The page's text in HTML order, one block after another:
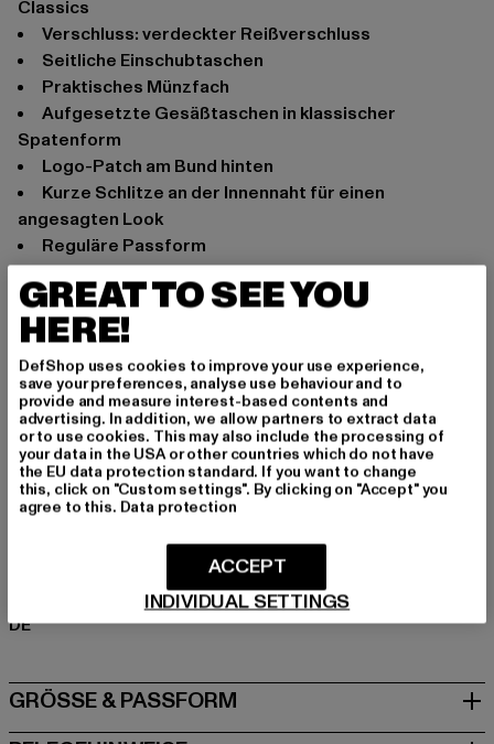
Classics
Verschluss: verdeckter Reißverschluss
Seitliche Einschubtaschen
Praktisches Münzfach
Aufgesetzte Gesäßtaschen in klassischer
Spatenform
Logo-Patch am Bund hinten
Kurze Schlitze an der Innennaht für einen
angesagten Look
Reguläre Passform
Anlass: Street, Alltag, Normal
Verschlussarten: verdeckter Reißverschluss
Schnitt: Straight Fit
Marke: Urban Classics
Kat.: Straight Fit Jeans
Farbe: schwarz
Hersteller Farbe: black washed
Materialzusammensetzung: 98% Baumwolle, 2%
Elasthan
Art.Nr: TB5467-00709
Hersteller: TB International GmbH |
Dr.-Robert-Murjahn-Straße 7 | 64372 Ober-Ramstadt |
DE
GRÖSSE & PASSFORM
GREAT TO SEE YOU
HERE!
DefShop uses cookies to improve your use experience,
save your preferences, analyse use behaviour and to
provide and measure interest-based contents and
advertising. In addition, we allow partners to extract data
or to use cookies. This may also include the processing of
your data in the USA or other countries which do not have
the EU data protection standard. If you want to change
this, click on "Custom settings". By clicking on "Accept" you
agree to this. Data protection
INDIVIDUAL SETTINGS
ACCEPT